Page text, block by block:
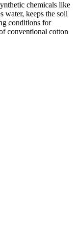
chemicals like
water, keeps the soil
conditions for
conventional cotton